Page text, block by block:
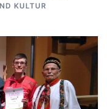
KULTUR